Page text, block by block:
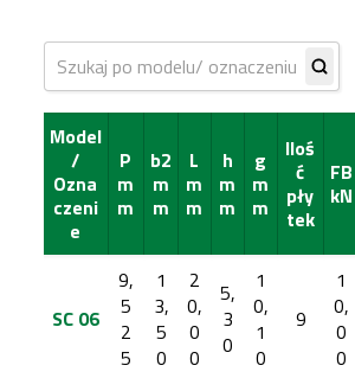
Model
/
Ozna
czeni
e
P
m
m
b2
m
m
L
m
m
h
m
m
g
m
m
Iloś
ć
pły
tek
FB
kN
SC 06
9,
5
2
5
1
3,
5
0
2
0,
0
0
5,
3
0
1
0,
1
0
9
1
0,
0
0